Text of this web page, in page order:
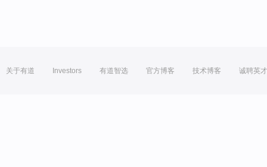
关于有道 Investors 有道智选 官方博客 技术博客 诚聘英才